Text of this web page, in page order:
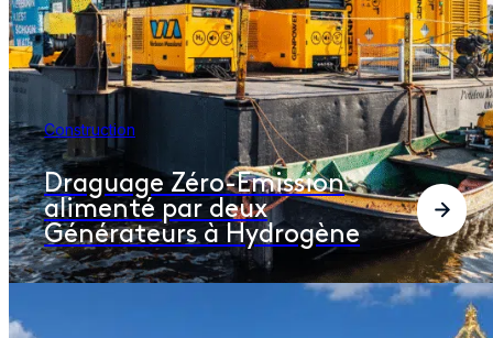
Construction
Draguage Zéro-Emission
alimenté par deux
Générateurs à Hydrogène